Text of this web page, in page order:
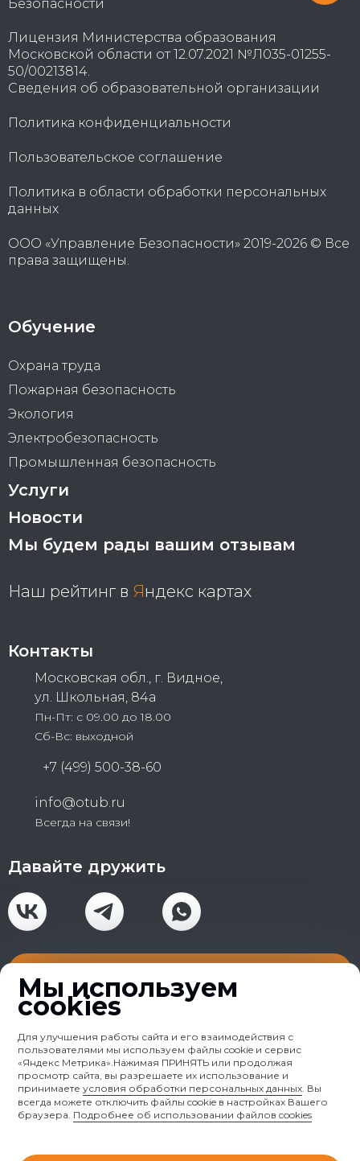
Лицензия Министерства образования
Московской области от 12.07.2021 №Л035-01255-
50/00213814.
Сведения об образовательной организации
Политика конфиденциальности
Пользовательское соглашение
Политика в области обработки персональных
данных
ООО «Управление Безопасности» 2019-2026 © Все
права защищены.
Обучение
Охрана труда
Пожарная безопасность
Экология
Электробезопасность
Промышленная безопасность
Услуги
Новости
Мы будем рады вашим отзывам
Наш рейтинг в Яндекс картах
Контакты
Московская обл., г. Видное,
ул. Школьная, 84а
Пн-Пт: с 09.00 до 18.00
Сб-Вс: выходной
+7 (499) 500-38-60
info@otub.ru
Всегда на связи!
Давайте дружить
Мы используем
cookies
Для улучшения работы сайта и его взаимодействия с
пользователями мы используем файлы cookie и сервис
«Яндекс Метрика».Нажимая ПРИНЯТЬ или продолжая
просмотр сайта, вы разрешаете их использование и
принимаетеусловия обработки персональных данных . Вы
всегда можете отключить файлы cookie в настройках Вашего
браузера. Подробнее об использовании файлов cookies